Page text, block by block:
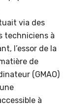
via des
techniciens à
l’essor de la
de
(GMAO)
à